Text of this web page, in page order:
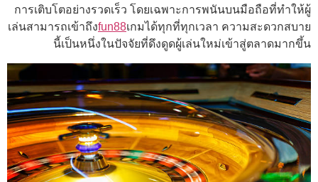
การเติบโตอย่างรวดเร็ว โดยเฉพาะการพนันบนมือถือที่ทำให้ผู้
เล่นสามารถเข้าถึงfun88เกมได้ทุกที่ทุกเวลา ความสะดวกสบาย
นี้เป็นหนึ่งในปัจจัยที่ดึงดูดผู้เล่นใหม่เข้าสู่ตลาดมากขึ้น